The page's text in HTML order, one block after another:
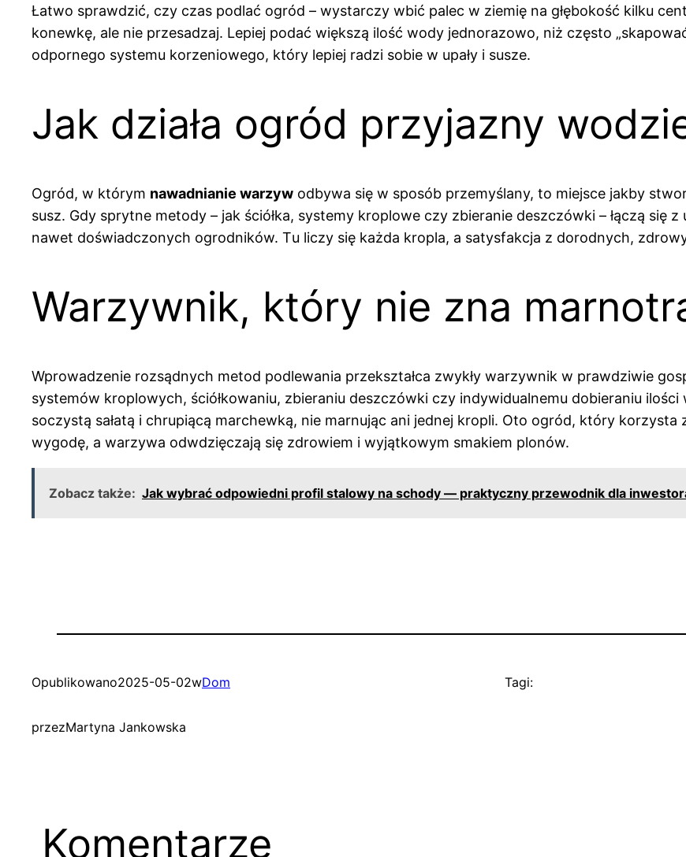
Łatwo sprawdzić, czy czas podlać ogród – wystarczy wbić palec w ziemię na głębokość kilku
konewkę, ale nie przesadzaj. Lepiej podać większą ilość wody jednorazowo, niż często
odpornego systemu korzeniowego, który lepiej radzi sobie w upały i susze.
Jak działa ogród przyjazny
Ogród, w którym nawadnianie warzyw odbywa się w sposób przemyślany, to miejsce jakby
susz. Gdy sprytne metody – jak ściółka, systemy kroplowe czy zbieranie deszczówki – łączą się
nawet doświadczonych ogrodników. Tu liczy się każda kropla, a satysfakcja z dorodnych,
Warzywnik, który nie zna
Wprowadzenie rozsądnych metod podlewania przekształca zwykły warzywnik w prawdziwie
systemów kroplowych, ściółkowaniu, zbieraniu deszczówki czy indywidualnemu dobieraniu
soczystą sałatą i chrupiącą marchewką, nie marnując ani jednej kropli. Oto ogród, który korzysta
wygodę, a warzywa odwdzięczają się zdrowiem i wyjątkowym smakiem plonów.
Zobacz także: Jak wybrać odpowiedni profil stalowy na schody — praktyczny przewodnik dla
Opublikowano2025-05-02wDom
przezMartyna Jankowska
Tagi:
Komentarze